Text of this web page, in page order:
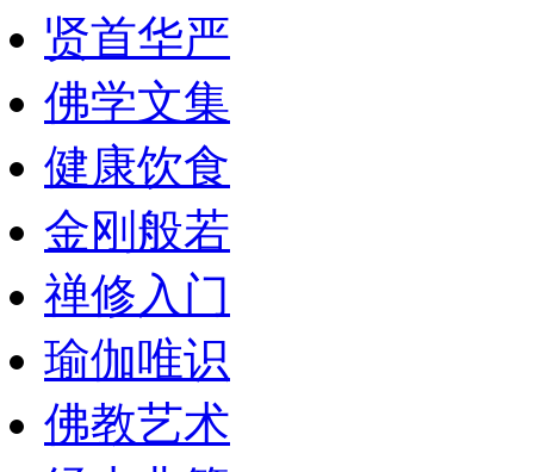
贤首华严
佛学文集
健康饮食
金刚般若
禅修入门
瑜伽唯识
佛教艺术